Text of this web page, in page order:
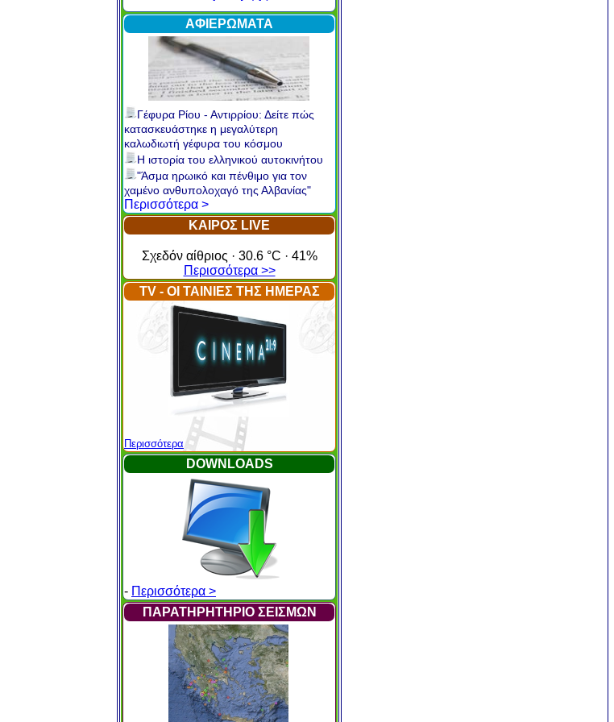
Περισσότερα >
ΑΦΙΕΡΩΜΑΤΑ
Γέφυρα Ρίου - Αντιρρίου: Δείτε πώς
κατασκευάστηκε η μεγαλύτερη
καλωδιωτή γέφυρα του κόσμου
Η ιστορία του ελληνικού αυτοκινήτου
"Άσμα ηρωικό και πένθιμο για τον
χαμένο ανθυπολοχαγό της Αλβανίας"
Περισσότερα >
ΚΑΙΡΟΣ LIVE
Σχεδόν αίθριος · 30.6 °C · 41%
Περισσότερα >>
TV - ΟΙ ΤΑΙΝΙΕΣ ΤΗΣ ΗΜΕΡΑΣ
Περισσότερα
DOWNLOADS
- Περισσότερα >
ΠΑΡΑΤΗΡΗΤΗΡΙΟ ΣΕΙΣΜΩΝ